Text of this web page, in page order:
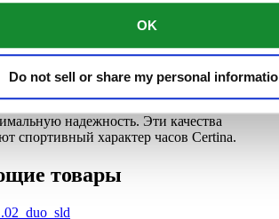
OK
Do not sell or share my personal
снабжаются часы военных,
вожделения гражданских лиц
к износу и воздействию влаги,
матовой финишной отделкой и
надежность. Эти качеcтва
спортивный характер часов Certina.
товары